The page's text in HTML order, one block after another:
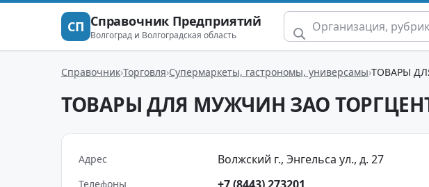
СП Справочник Предприятий
Волгоград и Волгоградская область
Справочник Торговля Супермаркеты, гастрономы, универсамы ТОВАРЫ
ТОВАРЫ ДЛЯ МУЖЧИН ЗАО
Адрес Волжский г., Энгельса ул., д. 27
Телефоны